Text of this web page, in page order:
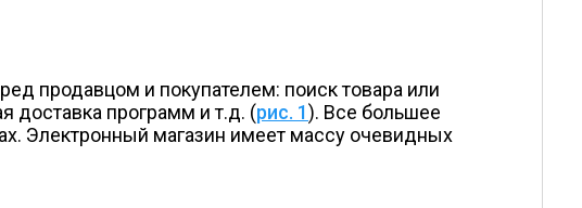
продавцом и покупателем: поиск товара или
доставка программ и т.д. (рис. 1). Все большее
Электронный магазин имеет массу очевидных